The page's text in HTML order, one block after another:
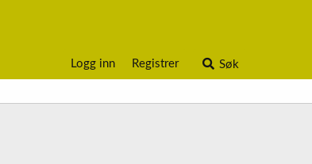
Logg inn Registrer Søk